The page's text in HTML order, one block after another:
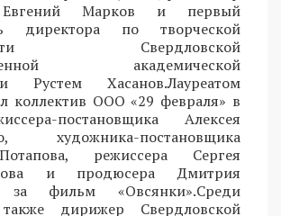
Евгений Марков и первый
директора по творческой
Свердловской
академической
Рустем Хасанов.Лауреатом
коллектив ООО «29 февраля» в
постановщика Алексея
художника-постановщика
режиссера Сергея
и продюсера Дмитрия
за фильм «Овсянки».Среди
также дирижер Свердловской